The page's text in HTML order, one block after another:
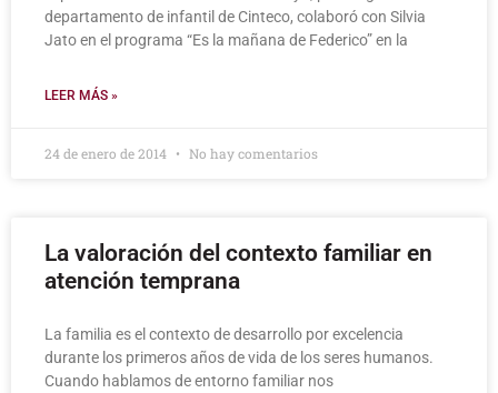
departamento de infantil de Cinteco, colaboró con Silvia
Jato en el programa “Es la mañana de Federico” en la
LEER MÁS »
24 de enero de 2014 No hay comentarios
La valoración del contexto familiar en
atención temprana
La familia es el contexto de desarrollo por excelencia
durante los primeros años de vida de los seres humanos.
Cuando hablamos de entorno familiar nos